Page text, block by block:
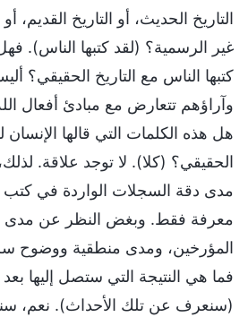
التاريخ الحديث، أو التاريخ القديم،
غير الرسمية؟ (لقد كتبها الناس).
كتبها الناس مع التاريخ الحقيقي؟
وآراؤهم تتعارض مع مبادئ أفعال
هل هذه الكلمات التي قالها الإنسان
الحقيقي؟ (كلا). لا توجد علاقة.
مدى دقة السجلات الواردة في كتب
معرفة فقط. وبغض النظر عن مدى
المؤرخين، ومدى منطقية ووضوح
فما هي النتيجة التي ستصل إليها بعد
(سنعرف عن تلك الأحداث). نعم،